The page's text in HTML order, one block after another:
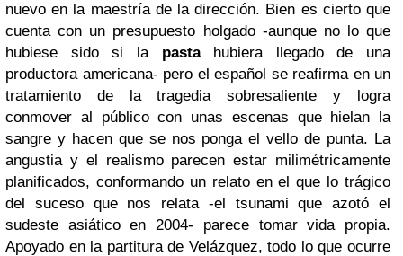
nuevo en la maestría de la dirección. Bien es cierto que
cuenta con un presupuesto holgado -aunque no lo que
hubiese sido si la pastahubiera llegado de una
productora americana- pero el español se reafirma en un
tratamiento de la tragedia sobresaliente y logra
conmover al público con unas escenas que hielan la
sangre y hacen que se nos ponga el vello de punta. La
angustia y el realismo parecen estar milimétricamente
planificados, conformando un relato en el que lo trágico
del suceso que nos relata -el tsunami que azotó el
sudeste asiático en 2004- parece tomar vida propia.
Apoyado en la partitura de Velázquez, todo lo que ocurre